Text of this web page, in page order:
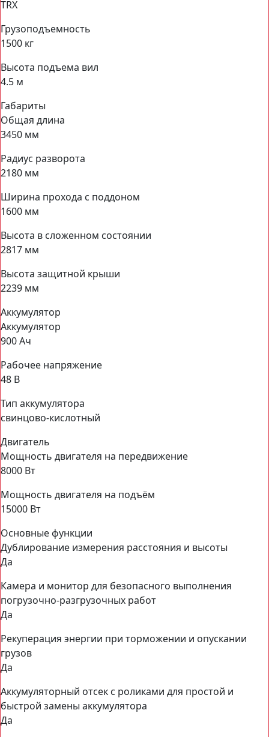
TRX
Грузоподъемность
1500 кг
Высота подъема вил
4.5 м
Габариты
Общая длина
3450 мм
Радиус разворота
2180 мм
Ширина прохода с поддоном
1600 мм
Высота в сложенном состоянии
2817 мм
Высота защитной крыши
2239 мм
Аккумулятор
Аккумулятор
900 Ач
Рабочее напряжение
48 В
Тип аккумулятора
свинцово-кислотный
Двигатель
Мощность двигателя на передвижение
8000 Вт
Мощность двигателя на подъём
15000 Вт
Основные функции
Дублирование измерения расстояния и высоты
Да
Камера и монитор для безопасного выполнения
погрузочно-разгрузочных работ
Да
Рекуперация энергии при торможении и опускании
грузов
Да
Аккумуляторный отсек с роликами для простой и
быстрой замены аккумулятора
Да